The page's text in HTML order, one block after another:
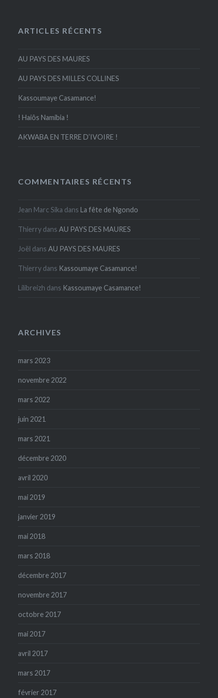
ARTICLES RÉCENTS
AU PAYS DES MAURES
AU PAYS DES MILLES COLLINES
Kassoumaye Casamance!
! Haiôs Namibia !
AKWABA EN TERRE D’IVOIRE !
COMMENTAIRES RÉCENTS
Jean Marc Sika dansLa fête de Ngondo
Thierry dansAU PAYS DES MAURES
Joël dansAU PAYS DES MAURES
Thierry dans Kassoumaye Casamance!
Lilibreizh dans Kassoumaye Casamance!
ARCHIVES
mars 2023
novembre 2022
mars 2022
juin 2021
mars 2021
décembre 2020
avril 2020
mai 2019
janvier 2019
mai 2018
mars 2018
décembre 2017
novembre 2017
octobre 2017
mai 2017
avril 2017
mars 2017
février 2017